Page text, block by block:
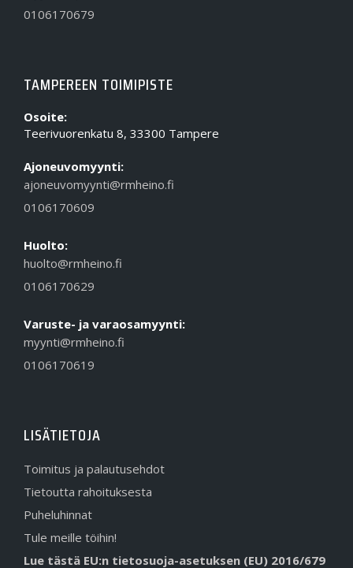
0106170679
TAMPEREEN TOIMIPISTE
Osoite:
Teerivuorenkatu 8, 33300 Tampere
Ajoneuvomyynti:
ajoneuvomyynti@rmheino.fi
0106170609
Huolto:
huolto@rmheino.fi
0106170629
Varuste- ja varaosamyynti:
myynti@rmheino.fi
0106170619
LISÄTIETOJA
Toimitus ja palautusehdot
Tietoutta rahoituksesta
Puheluhinnat
Tule meille töihin!
Lue tästä EU:n tietosuoja-asetuksen (EU) 2016/679